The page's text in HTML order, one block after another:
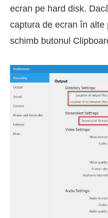
ecran pe hard disk.
captura de ecran în alte
schimb butonul